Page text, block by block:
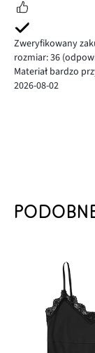
Zweryfikowany
rozmiar: 36
Materiał bardzo
2026-08-02